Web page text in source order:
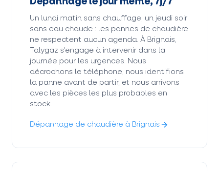
Un lundi matin sans chauffage, un jeudi soir
sans eau chaude : les pannes de chaudière
ne respectent aucun agenda. À Brignais,
Talygaz s'engage à intervenir dans la
journée pour les urgences. Nous
décrochons le téléphone, nous identifions
la panne avant de partir, et nous arrivons
avec les pièces les plus probables en
stock.
Dépannage de chaudière à Brignais